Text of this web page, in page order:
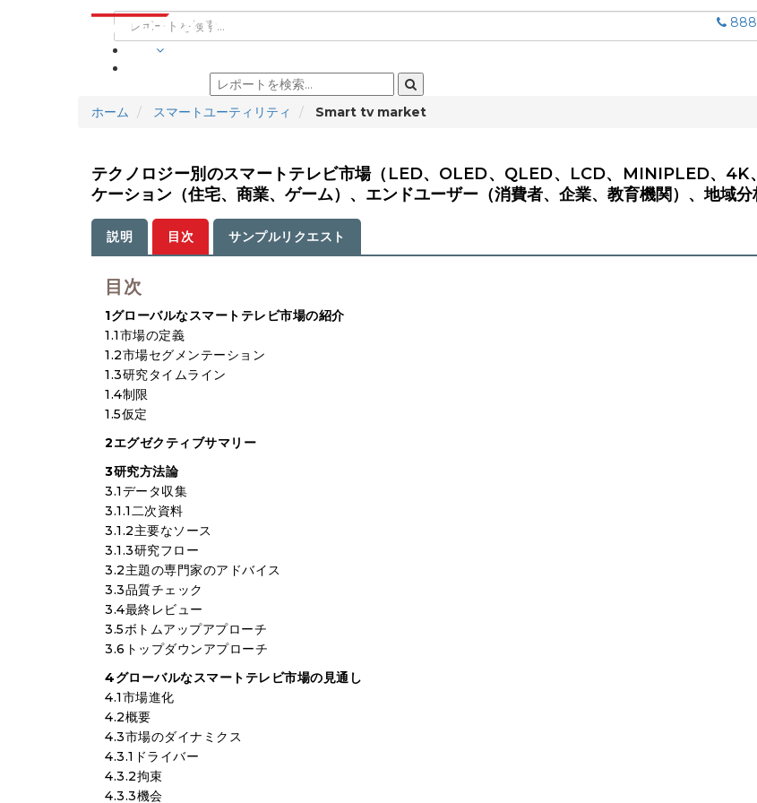
ホーム スマートユーティリティ Smart tv market
テクノロジー別のスマートテレビ市場（LED、OLED、QLED、LCD、MINIPLED、4K
ケーション（住宅、商業、ゲーム）、エンドユーザー（消費者、企業、教育機関）、地域
説明 目次 サンプルリクエスト
目次
1グローバルなスマートテレビ市場の紹介
1.1市場の定義
1.2市場セグメンテーション
1.3研究タイムライン
1.4制限
1.5仮定
2エグゼクティブサマリー
3研究方法論
3.1データ収集
3.1.1二次資料
3.1.2主要なソース
3.1.3研究フロー
3.2主題の専門家のアドバイス
3.3品質チェック
3.4最終レビュー
3.5ボトムアップアプローチ
3.6トップダウンアプローチ
4グローバルなスマートテレビ市場の見通し
4.1市場進化
4.2概要
4.3市場のダイナミクス
4.3.1ドライバー
4.3.2拘束
4.3.3機会